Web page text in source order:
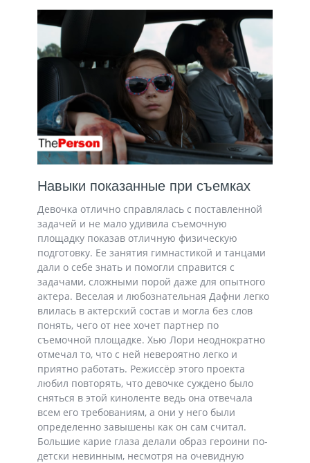
Навыки показанные при съемках
Девочка отлично справлялась с поставленной
задачей и не мало удивила съемочную
площадку показав отличную физическую
подготовку. Ее занятия гимнастикой и танцами
дали о себе знать и помогли справится с
задачами, сложными порой даже для опытного
актера. Веселая и любознательная Дафни легко
влилась в актерский состав и могла без слов
понять, чего от нее хочет партнер по
съемочной площадке. Хью Лори неоднократно
отмечал то, что с ней невероятно легко и
приятно работать. Режиссёр этого проекта
любил повторять, что девочке суждено было
сняться в этой киноленте ведь она отвечала
всем его требованиям, а они у него были
определенно завышены как он сам считал.
Большие карие глаза делали образ героини по-
детски невинным, несмотря на очевидную